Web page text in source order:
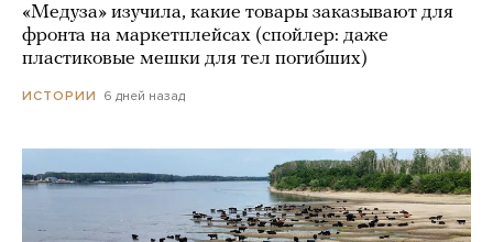
«Медуза» изучила, какие товары заказывают для
фронта на маркетплейсах (спойлер: даже
пластиковые мешки для тел погибших)
ИСТОРИИ 6 дней назад